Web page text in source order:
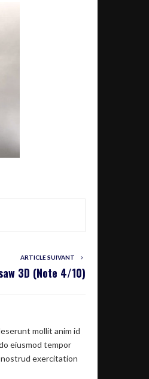
ARTICLE SUIVANT
3D (Note 4/10)
mollit anim id
eiusmod tempor
nostrud exercitation